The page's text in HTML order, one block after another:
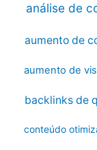
análise de
aumento de
aumento de
backlinks de
conteúdo